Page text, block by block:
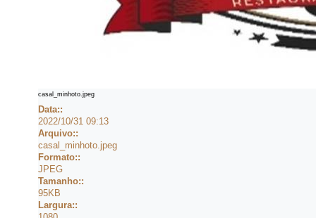
casal_minhoto.jpeg
Data::
2022/10/31 09:13
Arquivo::
casal_minhoto.jpeg
Formato::
JPEG
Tamanho::
95KB
Largura::